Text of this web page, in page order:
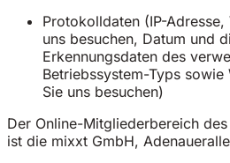
Protokolldaten (IP-
uns besuchen, Datum und
Erkennungsdaten des
Betriebssystem-Typs
Sie uns besuchen)
Der Online-Mitgliederbereich
ist die mixxt GmbH,